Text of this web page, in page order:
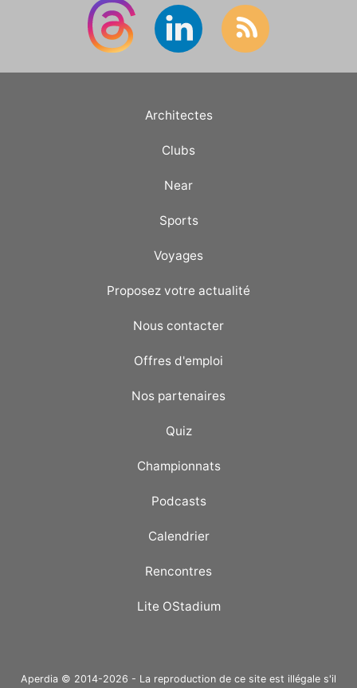
Architectes
Clubs
Near
Sports
Voyages
Proposez votre actualité
Nous contacter
Offres d'emploi
Nos partenaires
Quiz
Championnats
Podcasts
Calendrier
Rencontres
Lite OStadium
Aperdia © 2014-2026 - La reproduction de ce site est illégale s'il